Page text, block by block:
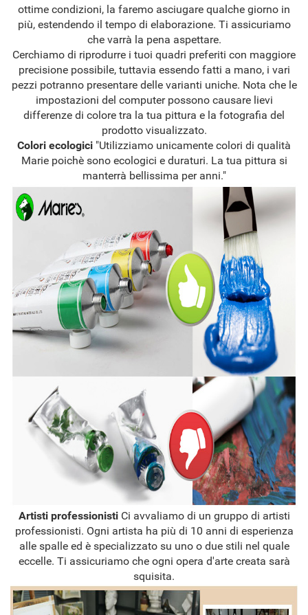
ottime condizioni, la faremo asciugare qualche giorno in
più, estendendo il tempo di elaborazione. Ti assicuriamo
che varrà la pena aspettare.
Cerchiamo di riprodurre i tuoi quadri preferiti con maggiore
precisione possibile, tuttavia essendo fatti a mano, i vari
pezzi potranno presentare delle varianti uniche. Nota che le
impostazioni del computer possono causare lievi
differenze di colore tra la tua pittura e la fotografia del
prodotto visualizzato.
Colori ecologici "Utilizziamo unicamente colori di qualità
Marie poichè sono ecologici e duraturi. La tua pittura si
manterrà bellissima per anni."
Artisti professionisti Ci avvaliamo di un gruppo di artisti
professionisti. Ogni artista ha più di 10 anni di esperienza
alle spalle ed è specializzato su uno o due stili nel quale
eccelle. Ti assicuriamo che ogni opera d'arte creata sarà
squisita.